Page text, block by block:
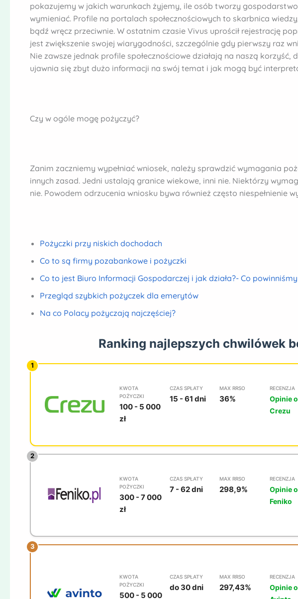
pokazujemy w jakich warunkach żyjemy, ile osób tworzy
wymieniać. Profile na portalach społecznościowych to skarbnica
bądź wręcz przeciwnie. W ostatnim czasie Vivus uprościł rejestrację
jest zwiększenie swojej wiarygodności, szczególnie gdy pierwszy raz
Nie zawsze jednak profile społecznościowe działają na naszą
ujawnia się zbyt dużo informacji na swój temat i jak mogą być
Czy w ogóle mogę pożyczyć?
Zanim zaczniemy wypełniać wniosek, należy sprawdzić wymagania
innych zasad. Jedni ustalają granice wiekowe, inni nie. Niektórzy
nie. Powodem odrzucenia wniosku bywa również często niespełnienie
Pożyczki przy niskich dochodach
Co to są firmy pozabankowe i pożyczki
Co to jest Biuro Informacji Gospodarczej i jak działa?- Co
Przegląd szybkich pożyczek dla emerytów
Na co Polacy pożyczają najczęściej?
Ranking najlepszych chwilówek
KWOTA
POŻYCZKI
100 - 5 000
zł
CZAS SPŁATY
15 - 61 dni
MAX RRSO
36%
RECENZJA
Opinie o
Crezu
KWOTA
POŻYCZKI
300 - 7 000
zł
CZAS SPŁATY
7 - 62 dni
MAX RRSO
298,9%
RECENZJA
Opinie o
Feniko
KWOTA
POŻYCZKI
500 - 5 000
CZAS SPŁATY
do 30 dni
MAX RRSO
297,43%
RECENZJA
Opinie o